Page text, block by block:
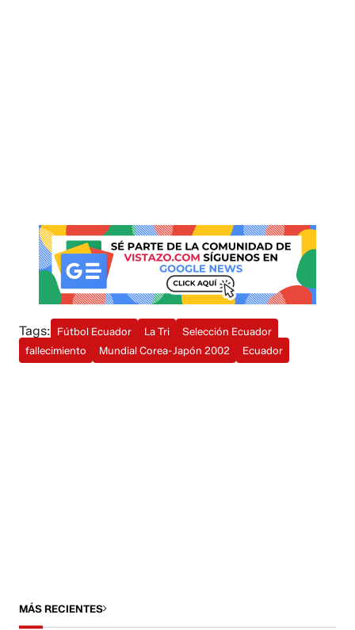
Tags: Fútbol Ecuador La Tri
Selección Ecuador
fallecimiento
Mundial Corea-Japón 2002 Ecuador
MÁS RECIENTES